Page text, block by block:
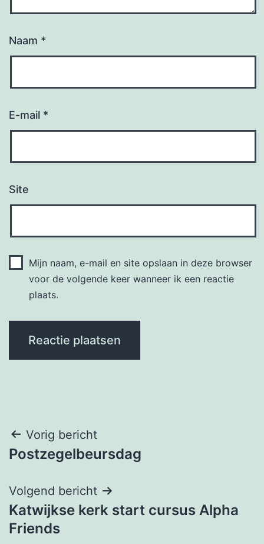
Naam *
E-mail *
Site
Mijn naam, e-mail en site opslaan in deze browser
voor de volgende keer wanneer ik een reactie
plaats.
Bericht
navigatie
Vorig bericht
Postzegelbeursdag
Volgend bericht
Katwijkse kerk start cursus Alpha
Friends